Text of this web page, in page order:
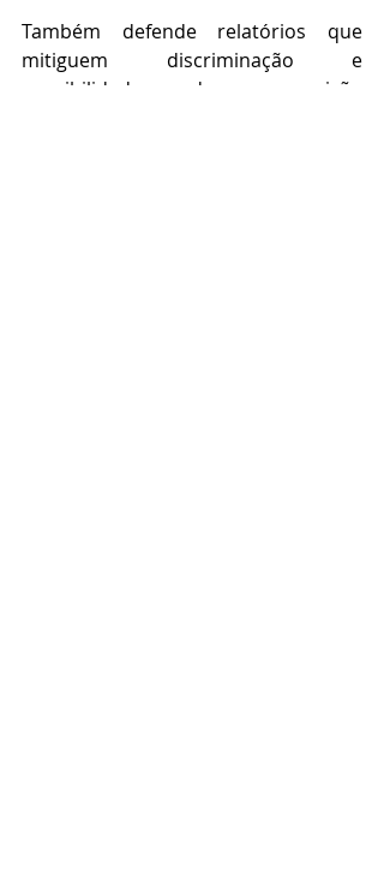
Também defende relatórios que
mitiguem discriminação e
possibilidade de supervisão